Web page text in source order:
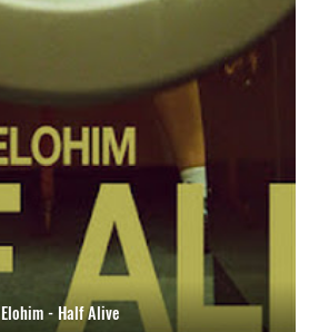
Elohim - Half Alive